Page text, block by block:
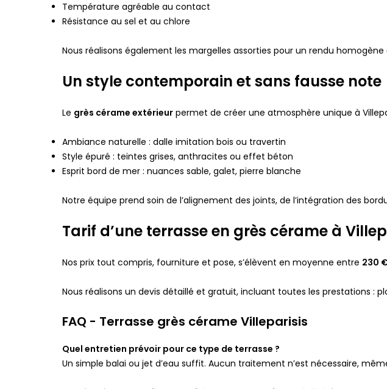
Température agréable au contact
Résistance au sel et au chlore
Nous réalisons également les margelles assorties pour un rendu homogène
Un style contemporain et sans fausse note
Le grès cérame extérieur permet de créer une atmosphère unique à
Ambiance naturelle : dalle imitation bois ou travertin
Style épuré : teintes grises, anthracites ou effet béton
Esprit bord de mer : nuances sable, galet, pierre blanche
Notre équipe prend soin de l’alignement des joints, de l’intégration des
Tarif d’une terrasse en grès cérame à
Nos prix tout compris, fourniture et pose, s’élèvent en moyenne entre 230
Nous réalisons un devis détaillé et gratuit, incluant toutes les prestations :
FAQ - Terrasse grès cérame Villeparisis
Quel entretien prévoir pour ce type de terrasse ?
Un simple balai ou jet d’eau suffit. Aucun traitement n’est nécessaire,